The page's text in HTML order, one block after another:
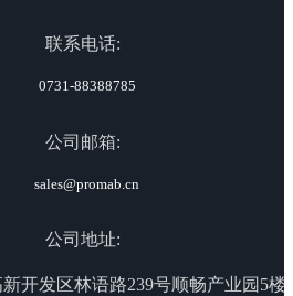
联系电话:
0731-88388785
公司邮箱:
sales@promab.cn
公司地址:
开发区林语路239号顺畅产业园5楼